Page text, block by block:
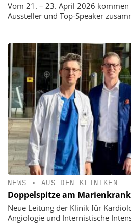
Vom 21. – 23. April 2026
Aussteller und Top-Speaker
NEWS • AUS DEN KLINIKEN
Doppelspitze am
Neue Leitung der Klinik für
Angiologie und Internistische